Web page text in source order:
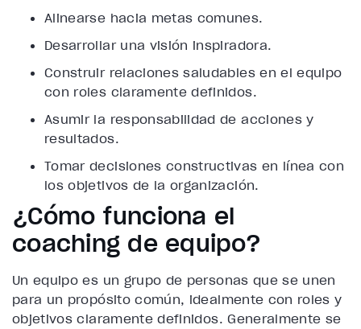
Alinearse hacia metas comunes.
Desarrollar una visión inspiradora.
Construir relaciones saludables en el equipo
con roles claramente definidos.
Asumir la responsabilidad de acciones y
resultados.
Tomar decisiones constructivas en línea con
los objetivos de la organización.
¿Cómo funciona el
coaching de equipo?
Un equipo es un grupo de personas que se unen
para un propósito común, idealmente con roles y
objetivos claramente definidos. Generalmente se